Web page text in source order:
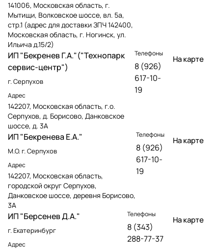
141006, Московская область, г.
Мытищи, Волковское шоссе, вл. 5а,
стр.1 (адрес для доставки ЗПЧ 142400,
Московская область, г. Ногинск, ул.
Ильича д.15/2)
ИП "Бекренев Г.А."("Технопарк
сервис-центр")
г. Серпухов
Адрес
142207, Московская область, г.о.
Серпухов, д. Борисово, Данковское
шоссе, д. 3А
Телефоны
8 (926)
617-10-
19
На карте
ИП "Бекренева Е.А."
М.О. г. Серпухов
Адрес
142207, Московская область,
городской округ Серпухов,
Данковское шоссе, деревня Борисово,
3А
Телефоны
8 (926)
617-10-
19
На карте
ИП "Берсенев Д.А."
г. Екатеринбург
Адрес
Телефоны
8 (343)
288-77-37
На карте